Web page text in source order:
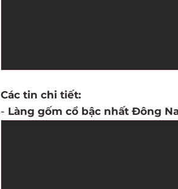
Các tin chi tiết:
- Làng gốm cổ bậc nhất Đông